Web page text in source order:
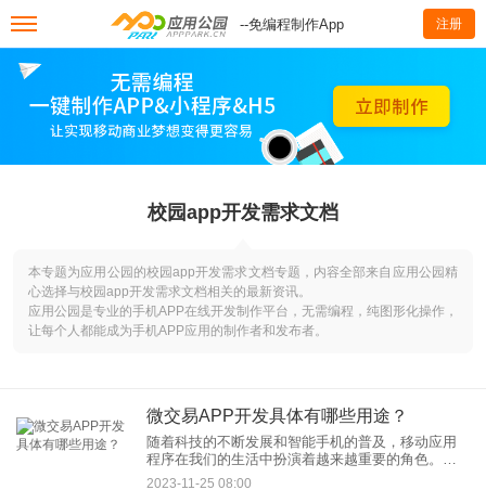
--免编程制作App 注册
校园app开发需求文档
本专题为应用公园的校园app开发需求文档专题，内容全部来自应用公园精
心选择与校园app开发需求文档相关的最新资讯。
应用公园是专业的手机APP在线开发制作平台，无需编程，纯图形化操作，
让每个人都能成为手机APP应用的制作者和发布者。
微交易APP开发具体有哪些用途？
随着科技的不断发展和智能手机的普及，移动应用
程序在我们的生活中扮演着越来越重要的角色。其
中，微交易APP作为一种新型的金融科技应用，为
用户提供了便捷、高效的交易体验。本文将深入探
2023-11-25 08:00